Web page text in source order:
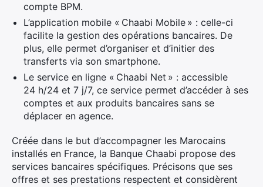
compte BPM.
L’application mobile « Chaabi Mobile » : celle-ci
facilite la gestion des opérations bancaires. De
plus, elle permet d’organiser et d’initier des
transferts via son smartphone.
Le service en ligne « Chaabi Net » : accessible
24 h/24 et 7 j/7, ce service permet d’accéder à ses
comptes et aux produits bancaires sans se
déplacer en agence.
Créée dans le but d’accompagner les Marocains
installés en France, la Banque Chaabi propose des
services bancaires spécifiques. Précisons que ses
offres et ses prestations respectent et considèrent